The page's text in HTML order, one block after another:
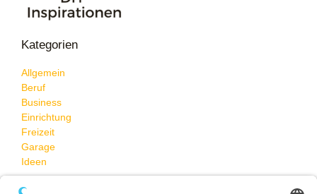
Kategorien
Allgemein
Beruf
Business
Einrichtung
Freizeit
Garage
Ideen
Neueste Beiträge